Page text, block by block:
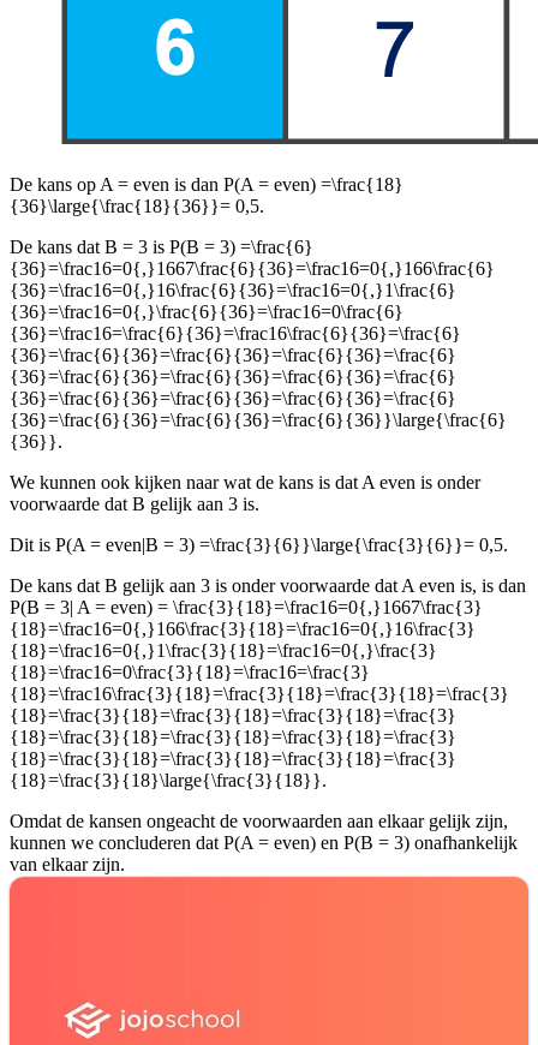
De kans op A = even is dan P(A = even) =\frac{18}
{36}\large{\frac{18}{36}}= 0,5.
De kans dat B = 3 is P(B = 3) =\frac{6}
{36}=\frac16=0{,}1667\frac{6}{36}=\frac16=0{,}166\frac{6}
{36}=\frac16=0{,}16\frac{6}{36}=\frac16=0{,}1\frac{6}
{36}=\frac16=0{,}\frac{6}{36}=\frac16=0\frac{6}
{36}=\frac16=\frac{6}{36}=\frac16\frac{6}{36}=\frac{6}
{36}=\frac{6}{36}=\frac{6}{36}=\frac{6}{36}=\frac{6}
{36}=\frac{6}{36}=\frac{6}{36}=\frac{6}{36}=\frac{6}
{36}=\frac{6}{36}=\frac{6}{36}=\frac{6}{36}=\frac{6}
{36}=\frac{6}{36}=\frac{6}{36}=\frac{6}{36}}\large{\frac{6}
{36}}.
We kunnen ook kijken naar wat de kans is dat A even is onder
voorwaarde dat B gelijk aan 3 is.
Dit is P(A = even|B = 3) =\frac{3}{6}}\large{\frac{3}{6}}= 0,5.
De kans dat B gelijk aan 3 is onder voorwaarde dat A even is, is dan
P(B = 3| A = even) = \frac{3}{18}=\frac16=0{,}1667\frac{3}
{18}=\frac16=0{,}166\frac{3}{18}=\frac16=0{,}16\frac{3}
{18}=\frac16=0{,}1\frac{3}{18}=\frac16=0{,}\frac{3}
{18}=\frac16=0\frac{3}{18}=\frac16=\frac{3}
{18}=\frac16\frac{3}{18}=\frac{3}{18}=\frac{3}{18}=\frac{3}
{18}=\frac{3}{18}=\frac{3}{18}=\frac{3}{18}=\frac{3}
{18}=\frac{3}{18}=\frac{3}{18}=\frac{3}{18}=\frac{3}
{18}=\frac{3}{18}=\frac{3}{18}=\frac{3}{18}=\frac{3}
{18}=\frac{3}{18}\large{\frac{3}{18}}.
Omdat de kansen ongeacht de voorwaarden aan elkaar gelijk zijn,
kunnen we concluderen dat P(A = even) en P(B = 3) onafhankelijk
van elkaar zijn.